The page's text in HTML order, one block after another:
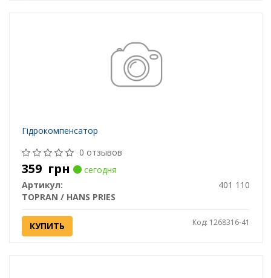
Гідрокомпенсатор
0 отзывов
359 грн
сегодня
Артикул:
401 110
TOPRAN / HANS PRIES
КУПИТЬ Код: 1268316-41